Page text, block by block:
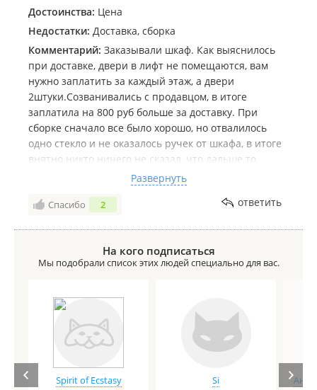
Достоинства: Цена
Недостатки: Доставка, сборка
Комментарий: Заказывали шкаф. Как выяснилось
при доставке, двери в лифт не помещаются, вам
нужно заплатить за каждый этаж, а двери
2штуки.Созванивались с продавцом, в итоге
заплатила на 800 руб больше за доставку. При
сборке сначало все было хорошо, но отвалилось
одно стекло и не оказалось ручек от шкафа, в итоге
внятно никто ничего не сказал, что дальше то
делать. Я сама мужу сказала, чтоб ехал с работы в
магазин и с выставочного образца снимали ручки.
Слава богу с начальством этот вопрос разрешили,
кучу недочётов в сборке(сколы, недокрутки деталей,
вверх ногами прикрученные полки). А самое
цена которой в 1,5 раза больше этого шкафа. Вот и
делайте вывод, брать там мебель или лучше
переплатить в другом месте.
Развернуть
Спасибо 2 ответить
На кого подписаться
Мы подобрали список этих людей специально для вас.
Spirit of Ecstasy Si